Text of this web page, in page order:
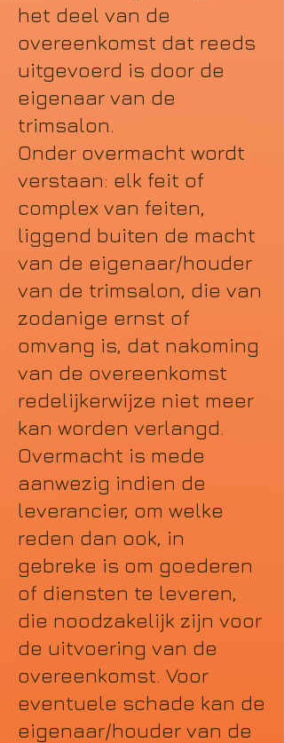
het deel van de
overeenkomst dat reeds
uitgevoerd is door de
eigenaar van de
trimsalon.
Onder overmacht wordt
verstaan: elk feit of
complex van feiten,
liggend buiten de macht
van de eigenaar/houder
van de trimsalon, die van
zodanige ernst of
omvang is, dat nakoming
van de overeenkomst
redelijkerwijze niet meer
kan worden verlangd.
Overmacht is mede
aanwezig indien de
leverancier, om welke
reden dan ook, in
gebreke is om goederen
of diensten te leveren,
die noodzakelijk zijn voor
de uitvoering van de
overeenkomst. Voor
eventuele schade kan de
eigenaar/houder van de